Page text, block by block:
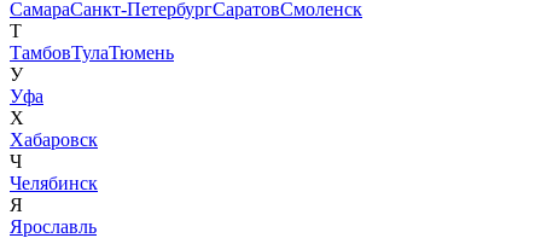
СамараСанкт-ПетербургСаратовСмоленск
Т
ТамбовТулаТюмень
У
Уфа
Х
Хабаровск
Ч
Челябинск
Я
Ярославль